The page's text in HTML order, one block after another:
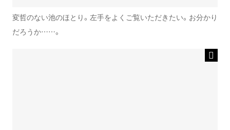
変哲のない池のほとり。左手をよくご覧いただきたい。お分かり
だろうか……。